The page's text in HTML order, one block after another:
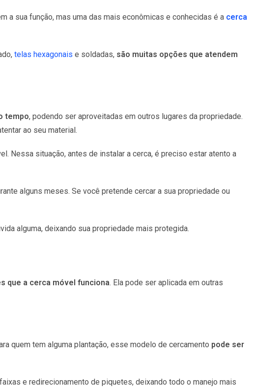
a sua função, mas uma das mais econômicas e conhecidas é a cerca
telas hexagonais e soldadas, são muitas opções que atendem
tempo, podendo ser aproveitadas em outros lugares da propriedade.
ao seu material.
Nessa situação, antes de instalar a cerca, é preciso estar atento a
alguns meses. Se você pretende cercar a sua propriedade ou
alguma, deixando sua propriedade mais protegida.
que a cerca móvel funciona. Ela pode ser aplicada em outras
quem tem alguma plantação, esse modelo de cercamento pode ser
e redirecionamento de piquetes, deixando todo o manejo mais